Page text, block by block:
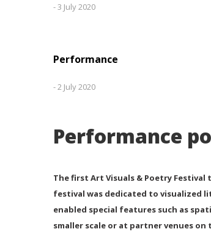
-3 July 2020
Performance
-2 July 2020
Performance
The first Art Visuals & Poetry
festival was dedicated to visualized
enabled special features such as
smaller scale or at partner venues on